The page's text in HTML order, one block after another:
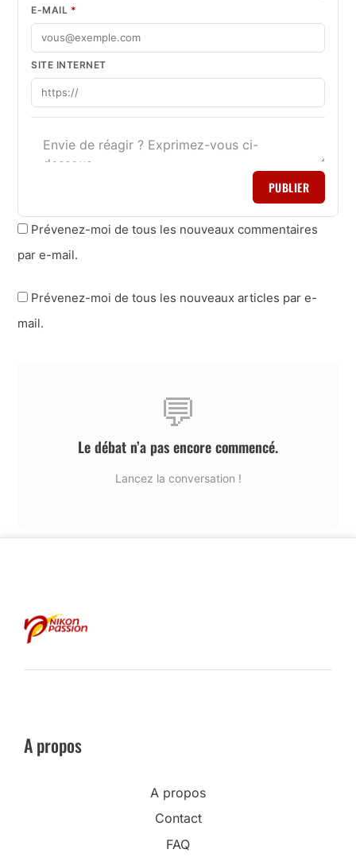
E-MAIL *
SITE INTERNET
PUBLIER
Prévenez-moi de tous les nouveaux commentaires
par e-mail.
Prévenez-moi de tous les nouveaux articles par e-
mail.
💬
Le débat n’a pas encore commencé.
Lancez la conversation !
A propos
A propos
Contact
FAQ